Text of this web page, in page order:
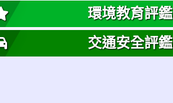
環境教育評鑑
交通安全評鑑